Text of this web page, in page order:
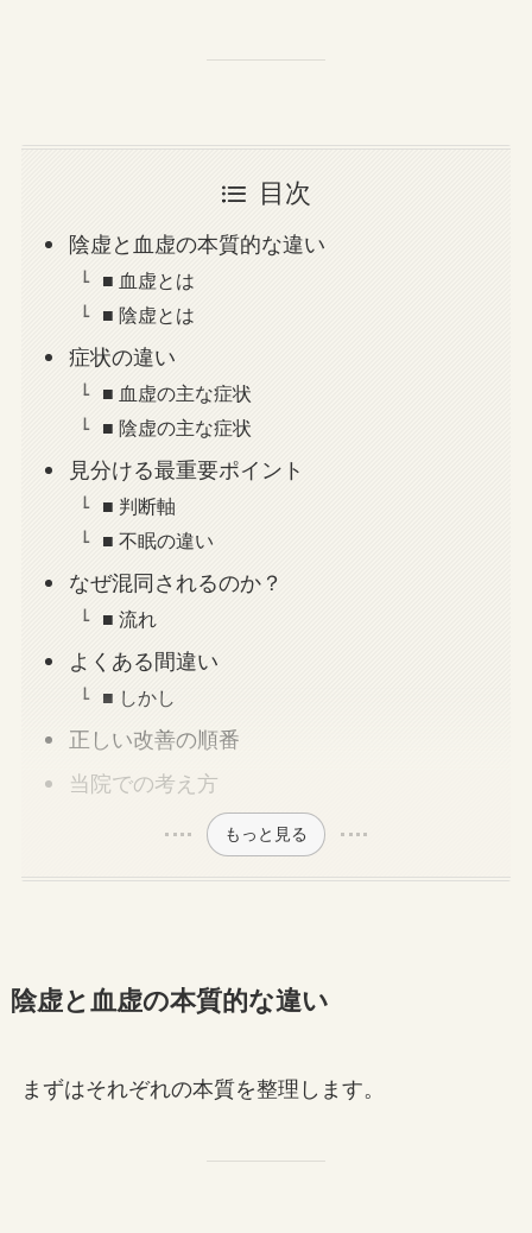
目次
陰虚と血虚の本質的な違い
■ 血虚とは
■ 陰虚とは
症状の違い
■ 血虚の主な症状
■ 陰虚の主な症状
見分ける最重要ポイント
■ 判断軸
■ 不眠の違い
なぜ混同されるのか？
■ 流れ
よくある間違い
■ しかし
正しい改善の順番
当院での考え方
もっと見る
陰虚と血虚の本質的な違い
まずはそれぞれの本質を整理します。